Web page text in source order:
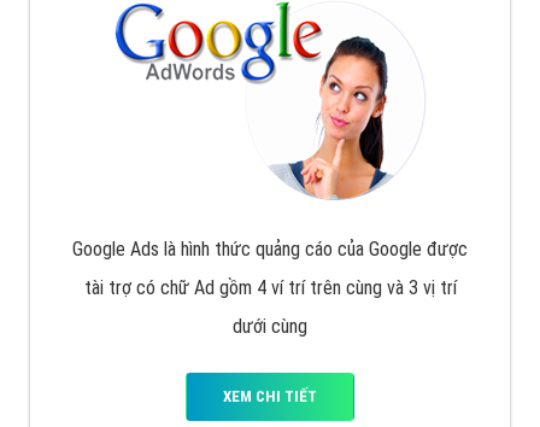
Google Ads là hình thức quảng cáo của Google được
tài trợ có chữ Ad gồm 4 ví trí trên cùng và 3 vị trí
dưới cùng
XEM CHI TIẾT